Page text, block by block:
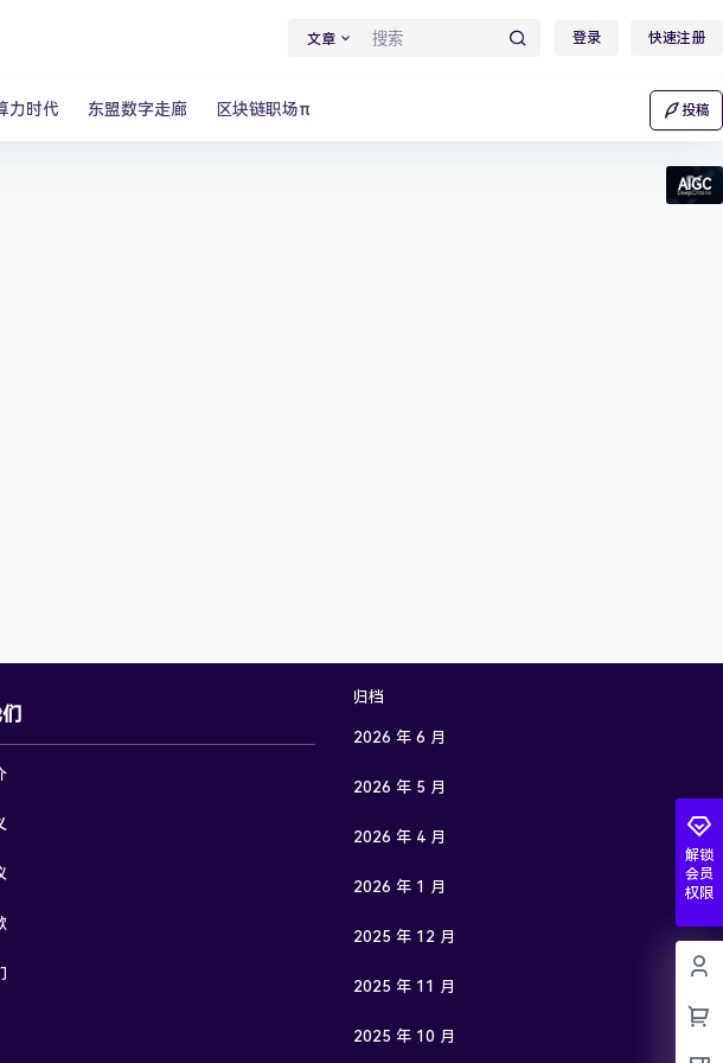
文章 登录 快速注册
力时代 东盟数字走廊 区块链职场π 投稿
AIGC
解锁
会员
权限
归档
2026 年 6 月
2026 年 5 月
2026 年 4 月
2026 年 1 月
2025 年 12 月
2025 年 11 月
2025 年 10 月